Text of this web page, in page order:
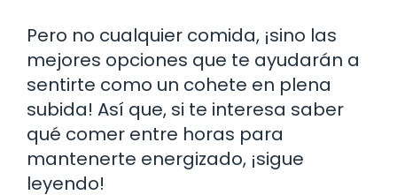
Pero no cualquier comida, ¡sino las
mejores opciones que te ayudarán a
sentirte como un cohete en plena
subida! Así que, si te interesa saber
qué comer entre horas para
mantenerte energizado, ¡sigue
leyendo!